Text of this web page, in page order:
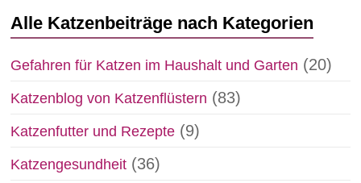
Alle Katzenbeiträge nach Kategorien
Gefahren für Katzen im Haushalt und Garten (20)
Katzenblog von Katzenflüstern (83)
Katzenfutter und Rezepte (9)
Katzengesundheit (36)